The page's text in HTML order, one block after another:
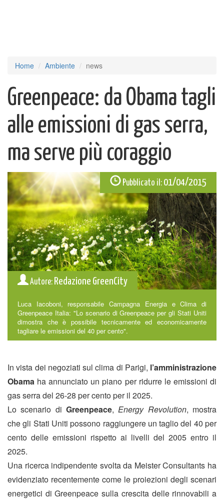
Home Ambiente news
Greenpeace: da Obama tagli
alle emissioni di gas serra,
ma serve più coraggio
Pubblicato il: 01/04/2015
Autore: Redazione GreenCity
Luca Iacoboni, responsabile Campagna Energia e Clima di
Greenpeace Italia: "Lo scenario di Greenpeace per gli Stati Uniti
dimostra che è possibile tecnicamente ed economicamente
tagliare le emissioni del 40 per cento".
In vista dei negoziati sul clima di Parigi, l’amministrazione
Obama ha annunciato un piano per ridurre le emissioni di
gas serra del 26-28 per cento per il 2025.
Lo scenario di Greenpeace,Energy Revolution, mostra
che gli Stati Uniti possono raggiungere un taglio del 40 per
cento delle emissioni rispetto ai livelli del 2005 entro il
2025.
Una ricerca indipendente svolta da Meister Consultants ha
evidenziato recentemente come le proiezioni degli scenari
energetici di Greenpeace sulla crescita delle rinnovabili a